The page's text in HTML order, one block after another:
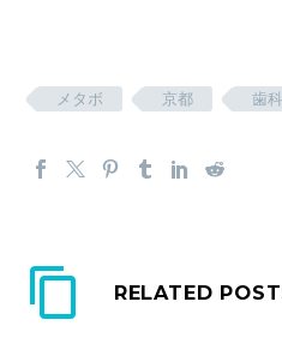
メタボ 京都 歯
RELATED